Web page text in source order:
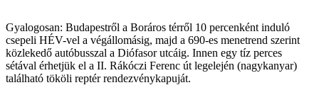
Gyalogosan: Budapestről a Boráros térről 10 percenként induló
csepeli HÉV-vel a végállomásig, majd a 690-es menetrend szerint
közlekedő autóbusszal a Diófasor utcáig. Innen egy tíz perces
sétával érhetjük el a II. Rákóczi Ferenc út legelején (nagykanyar)
található tököli reptér rendezvénykapuját.